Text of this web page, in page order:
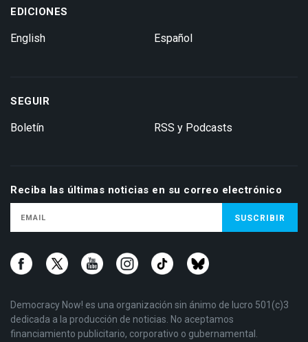
EDICIONES
English Español
SEGUIR
Boletín RSS y Podcasts
Reciba las últimas noticias en su correo electrónico
Democracy Now! es una organización sin ánimo de lucro 501(c)3
dedicada a la producción de noticias. No aceptamos
financiamiento publicitario, corporativo o gubernamental.